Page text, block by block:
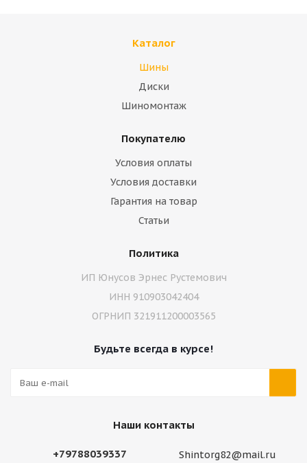
Каталог
Шины
Диски
Шиномонтаж
Покупателю
Условия оплаты
Условия доставки
Гарантия на товар
Статьи
Политика
ИП Юнусов Эрнес Рустемович
ИНН 910903042404
ОГРНИП 321911200003565
Будьте всегда в курсе!
Наши контакты
+79788039337 Shintorg82@mail.ru